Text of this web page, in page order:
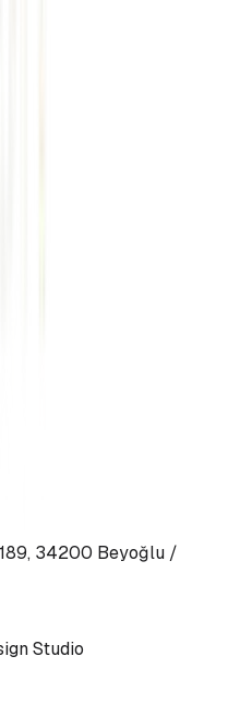
34200 Beyoğlu /
Studio